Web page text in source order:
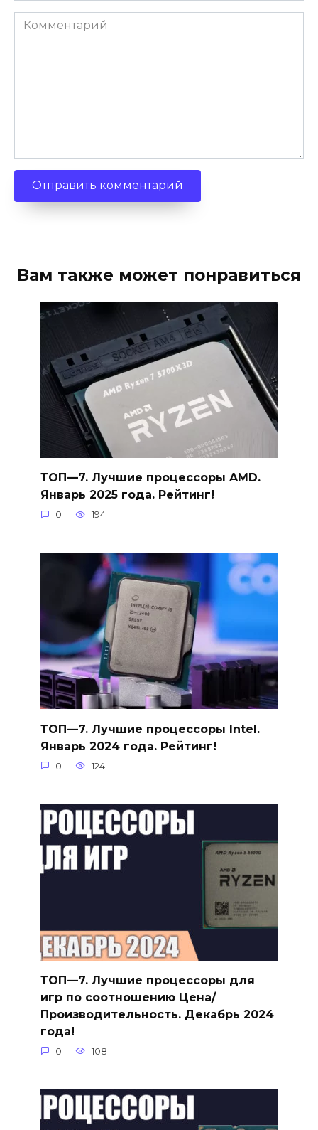
Комментарий
Вам также может понравиться
ТОП—7. Лучшие процессоры AMD.
Январь 2025 года. Рейтинг!
0 194
ТОП—7. Лучшие процессоры Intel.
Январь 2024 года. Рейтинг!
0 124
ТОП—7. Лучшие процессоры для
игр по соотношению Цена/
Производительность. Декабрь 2024
года!
0 108